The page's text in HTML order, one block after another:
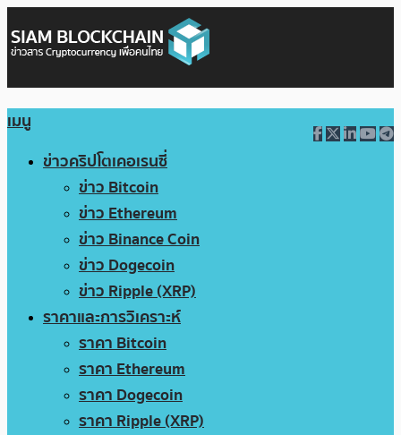
เมนู
ข่าวคริปโตเคอเรนซี่
ข่าว Bitcoin
ข่าว Ethereum
ข่าว Binance Coin
ข่าว Dogecoin
ข่าว Ripple (XRP)
ราคาและการวิเคราะห์
ราคา Bitcoin
ราคา Ethereum
ราคา Dogecoin
ราคา Ripple (XRP)